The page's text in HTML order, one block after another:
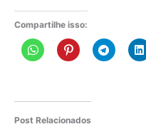
Compartilhe isso:
Post Relacionados